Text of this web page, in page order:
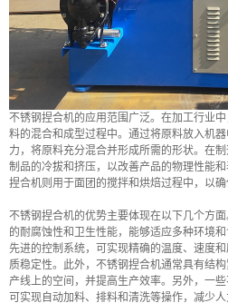
不锈钢捏合机的应用范围广泛。在加工行业
料的混合和成型过程中。通过将原料放入机
力，将原料充分混合并形成所需的形状。在
制品的冷拔和挤压，以改善产品的物理性能
捏合机则用于面团的搅拌和烘焙过程中，以确
不锈钢捏合机的优势主要体现在以下几个方
的耐腐蚀性和卫生性能，能够适应多种环境
先进的控制系统，可实现精确的温度、速度
质稳定性。此外，不锈钢捏合机通常具有结
产线上的空间，并提高生产效率。另外，一
可实现自动加料、排料和清洗等操作，减少人